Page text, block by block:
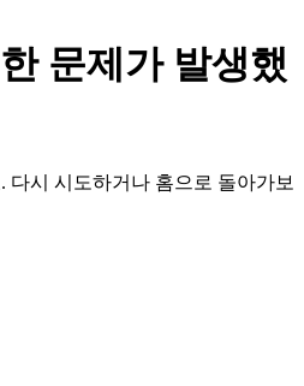
문제가 발생했
다시 시도하거나 홈으로 돌아가보